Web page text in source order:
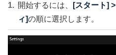
開始するには、
[スタート]
ィ]の順に選択します。